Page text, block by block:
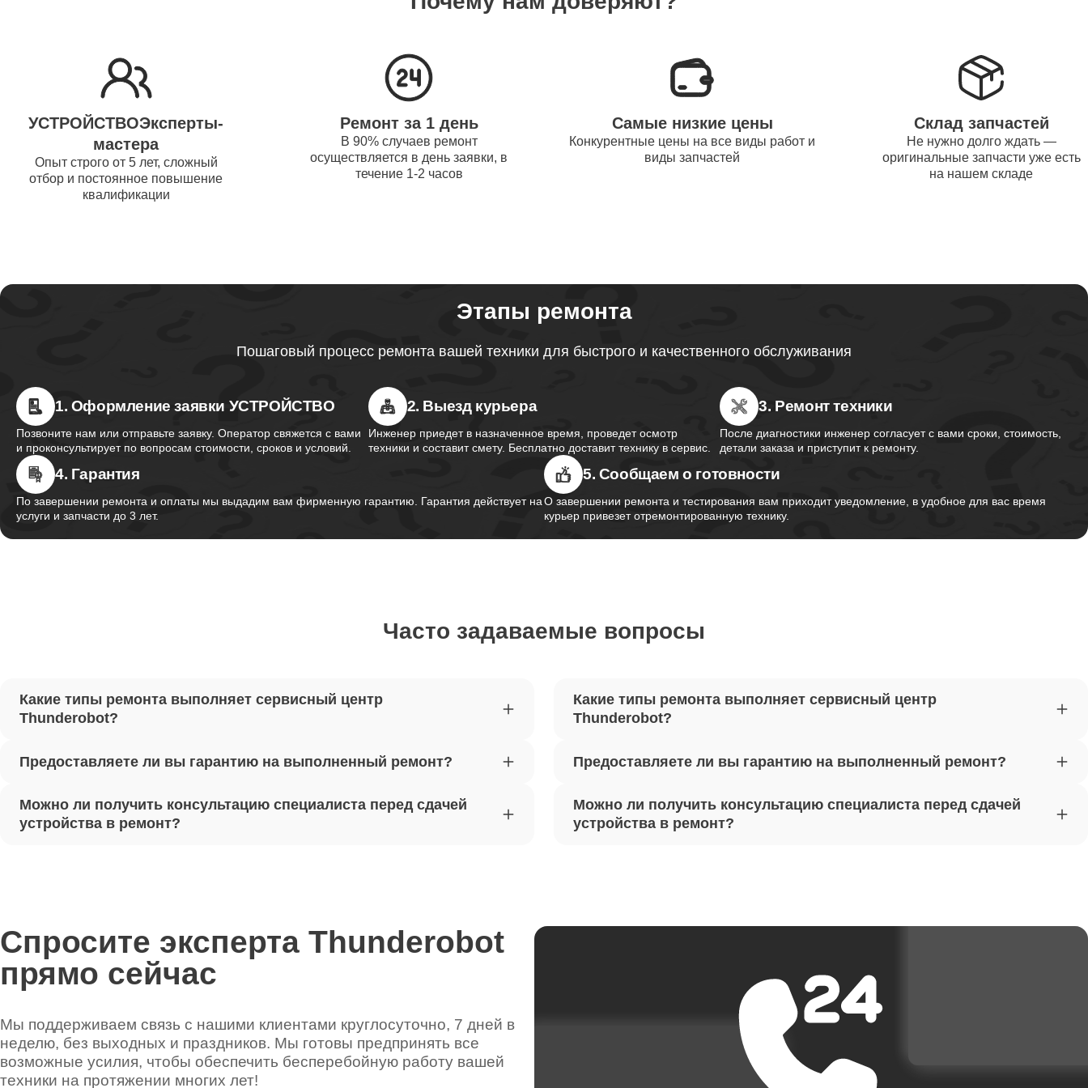
Ремонт системы охлаждения ноутбуков
Ремонт процессора ноутбуков Thunderobot 90
Ремонт оперативной памяти ноутбуков
Thunderobot
70
70 от 1595
Ремонт тачпада ноутбуков Thunderobot 90
Ремонт южного моста ноутбуков
Thunderobot
Ремонт контроллера питания ноутбуков
Thunderobot
Настройка Wi-Fi ноутбуков Thunderobot 90
Ремонт петель крышки ноутбуков
Thunderobot
50 от 1045
Ремонт вебкамеры ноутбуков Thunderobot 100 от 1620
Установка драйверов ноутбуков
100
от 3700
Ремонт видеокарты ноутбуков Thunderobot
УСТРОЙСТВОЭксперты-
мастера
Опыт строго от 5 лет, сложный
отбор и постоянное повышение
квалификации
Ремонт за 1 день
В 90% случаев ремонт
осуществляется в день заявки, в
течение 1-2 часов
Самые низкие цены
Конкурентные цены на все виды работ и
виды запчастей
Склад запчастей
Не нужно долго ждать —
оригинальные запчасти уже есть
на нашем складе
Этапы ремонта
Пошаговый процесс ремонта вашей техники для быстрого и качественного обслуживания
1. Оформление заявки УСТРОЙСТВО
Позвоните нам или отправьте заявку. Оператор свяжется с вами
и проконсультирует по вопросам стоимости, сроков и условий.
2. Выезд курьера
Инженер приедет в назначенное время, проведет осмотр
техники и составит смету. Бесплатно доставит технику в сервис.
3. Ремонт техники
После диагностики инженер согласует с вами сроки, стоимость,
детали заказа и приступит к ремонту.
4. Гарантия
По завершении ремонта и оплаты мы выдадим вам фирменную гарантию. Гарантия действует на
услуги и запчасти до 3 лет.
5. Сообщаем о готовности
О завершении ремонта и тестирования вам приходит уведомление, в удобное для вас время
курьер привезет отремонтированную технику.
Часто задаваемые вопросы
Какие типы ремонта выполняет сервисный центр
Thunderobot?
Предоставляете ли вы гарантию на выполненный ремонт?
Можно ли получить консультацию специалиста перед сдачей
устройства в ремонт?
Какие типы ремонта выполняет сервисный центр
Thunderobot?
Предоставляете ли вы гарантию на выполненный ремонт?
Можно ли получить консультацию специалиста перед сдачей
устройства в ремонт?
Спросите эксперта Thunderobot
прямо сейчас
Мы поддерживаем связь с нашими клиентами круглосуточно, 7 дней в
неделю, без выходных и праздников. Мы готовы предпринять все
возможные усилия, чтобы обеспечить бесперебойную работу вашей
техники на протяжении многих лет!